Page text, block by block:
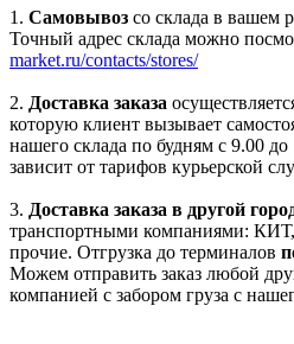
1. Самовывоз со склада в вашем
Точный адрес склада можно
market.ru/contacts/stores/
2. Доставка заказа
которую клиент вызывает
нашего склада по будням с 9.00
зависит от тарифов курьерской
3. Доставка заказа в другой
транспортными компаниями:
прочие. Отгрузка до терминалов
Можем отправить заказ любой
компанией с забором груза с